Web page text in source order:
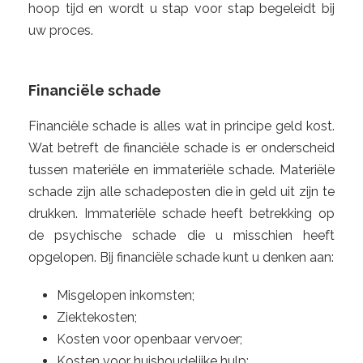
hoop tijd en wordt u stap voor stap begeleidt bij
uw proces.
Financiële schade
Financiële schade is alles wat in principe geld kost.
Wat betreft de financiële schade is er onderscheid
tussen materiële en immateriële schade. Materiële
schade zijn alle schadeposten die in geld uit zijn te
drukken. Immateriële schade heeft betrekking op
de psychische schade die u misschien heeft
opgelopen. Bij financiële schade kunt u denken aan:
Misgelopen inkomsten;
Ziektekosten;
Kosten voor openbaar vervoer;